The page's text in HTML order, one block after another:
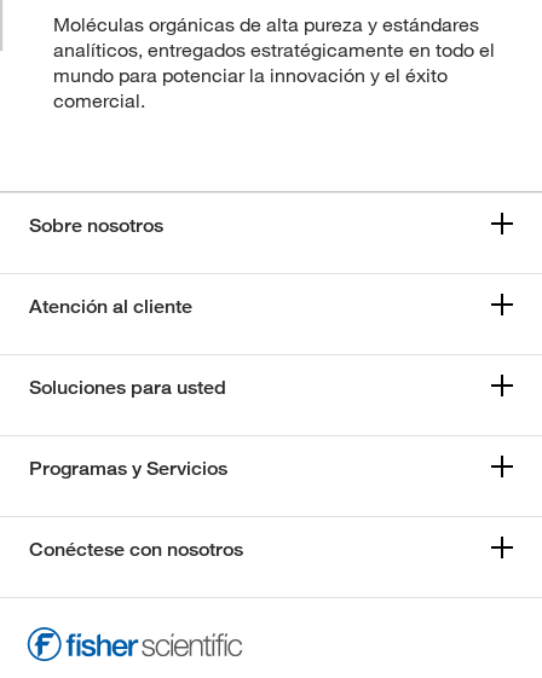
Moléculas orgánicas de alta pureza y estándares
analíticos, entregados estratégicamente en todo el
mundo para potenciar la innovación y el éxito
comercial.
Sobre nosotros
Atención al cliente
Soluciones para usted
Programas y Servicios
Conéctese con nosotros